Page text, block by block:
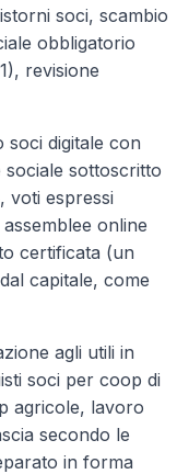
soci, scambio
obbligatorio
revisione
soci digitale con
sottoscritto
voti espressi
online
certificata (un
capitale, come
agli utili in
soci per coop di
agricole, lavoro
secondo le
in forma